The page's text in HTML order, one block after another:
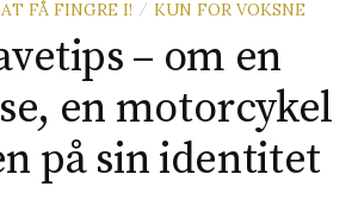
e
r
FÅ FINGRE I! / KUN FOR VOKSNE
– om en
en motorcykel
på sin identitet